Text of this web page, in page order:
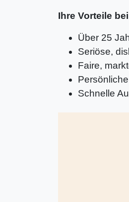
Ihre Vorteile
Über 25
Seriöse,
Faire,
Schnelle